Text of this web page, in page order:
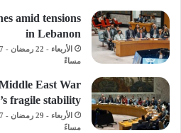
amid tensions
in Lebanon
مساءً
East War
fragile stability
مساءً